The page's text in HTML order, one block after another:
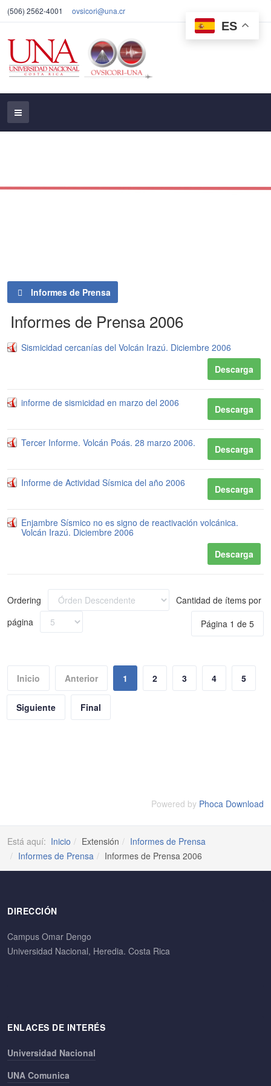
(506) 2562-4001 ovsicori@una.cr
ES
Informes de Prensa
Informes de Prensa 2006
Sismicidad cercanías del Volcán Irazú. Diciembre 2006
Descarga
informe de sismicidad en marzo del 2006
Descarga
Tercer Informe. Volcán Poás. 28 marzo 2006.
Descarga
Informe de Actividad Sísmica del año 2006
Descarga
Enjambre Sísmico no es signo de reactivación volcánica.
Volcán Irazú. Diciembre 2006
Descarga
Ordering
Cantidad de ítems por
página
Página 1 de 5
Inicio Anterior 1 2 3 4 5
Siguiente Final
Powered by Phoca Download
Está aquí: Inicio Extensión
Informes de Prensa
Informes de Prensa
Informes de Prensa 2006
DIRECCIÓN
Campus Omar Dengo
Universidad Nacional, Heredia. Costa Rica
ENLACES DE INTERÉS
Universidad Nacional
UNA Comunica